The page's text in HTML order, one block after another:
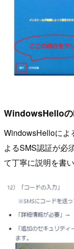
WindowsHello
WindowsHelloによ
よるSMS認証が必
て丁寧に説明を書